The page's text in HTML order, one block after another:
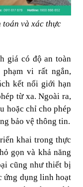
toán và xác thực
giá có độ an toàn
vi rất ngắn,
kết nối giới hạn
từ xa. Ngoài ra,
hoặc chỉ cho phép
bảo vệ thông tin.
khai trong thực
gọn và khả năng
cũng như thiết bị
ứng dụng linh hoạt